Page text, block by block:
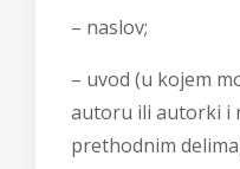
– naslov;
– uvod (u kojem
autoru ili autorki i
prethodnim